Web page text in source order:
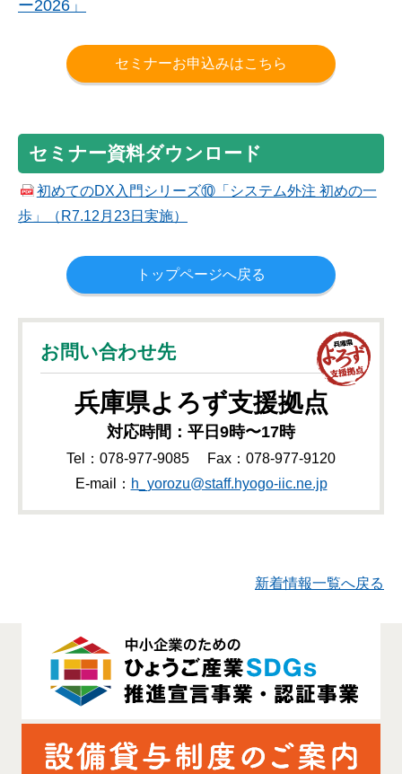
ー2026」
セミナーお申込みはこちら
セミナー資料ダウンロード
初めてのDX入門シリーズ⑩「システム外注 初めの一
歩」（R7.12月23日実施）
トップページへ戻る
お問い合わせ先
兵庫県よろず支援拠点
対応時間：平日9時〜17時
Tel：078-977-9085
Fax：078-977-9120
E-mail： h_yorozu@staff.hyogo-iic.ne.jp
新着情報一覧へ戻る